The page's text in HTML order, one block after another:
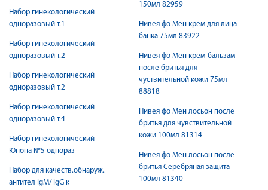
Набор гинекологический
одноразовый т.1
Набор гинекологический
одноразовый т.2
Набор гинекологический
одноразовый т.2
Набор гинекологический
одноразовый т.4
Набор гинекологический
Юнона №5 однораз
Набор для качеств.обнаруж.
антител IgM/ IgG к
150мл 82959
Нивея фо Мен крем для лица
банка 75мл 83922
Нивея фо Мен крем-бальзам
после бритья для
чуствительной кожи 75мл
88818
Нивея фо Мен лосьон после
бритья для чувствительной
кожи 100мл 81314
Нивея фо Мен лосьон после
бритья Серебряная защита
100мл 81340